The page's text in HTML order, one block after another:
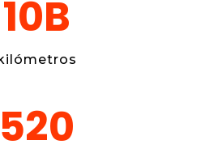
10B
520